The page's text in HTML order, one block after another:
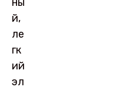
й,
ле
гк
ий
эл